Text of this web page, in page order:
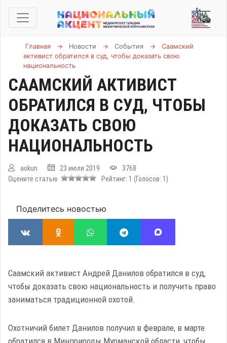
Главная → Новости → События →
Саамский
активист обратился в суд, чтобы доказать свою
национальность
СААМСКИЙ АКТИВИСТ
ОБРАТИЛСЯ В СУД, ЧТОБЫ
ДОКАЗАТЬ СВОЮ
НАЦИОНАЛЬНОСТЬ
aokun 23 июля 2019
3768
Оцените статью
Рейтинг: 1 (Голосов: 1 )
Поделитесь новостью
Саамский активист Андрей Данилов обратился в суд,
чтобы доказать свою национальность и получить право
заниматься традиционной охотой.
Охотничий билет Данилов получил в феврале, в марте
обратился в Минприроды Мурманской области, чтобы